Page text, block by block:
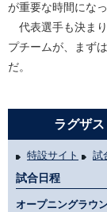
が重要な時間にな
代表選手も決ま
プチームが、まず
だ。
ラグザ
特設サイト 試
試合日程
オープニングラウ